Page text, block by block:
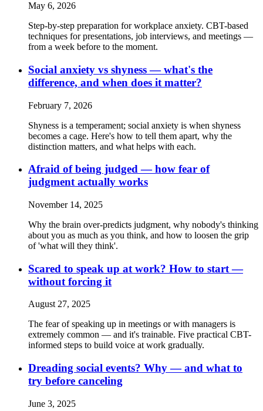
May 6, 2026
Step-by-step preparation for workplace anxiety. CBT-based
techniques for presentations, job interviews, and meetings —
from a week before to the moment.
Social anxiety vs shyness — what's the
difference, and when does it matter?
February 7, 2026
Shyness is a temperament; social anxiety is when shyness
becomes a cage. Here's how to tell them apart, why the
distinction matters, and what helps with each.
Afraid of being judged — how fear of
judgment actually works
November 14, 2025
Why the brain over-predicts judgment, why nobody's thinking
about you as much as you think, and how to loosen the grip
of 'what will they think'.
Scared to speak up at work? How to start —
without forcing it
August 27, 2025
The fear of speaking up in meetings or with managers is
extremely common — and it's trainable. Five practical CBT-
informed steps to build voice at work gradually.
Dreading social events? Why — and what to
try before canceling
June 3, 2025